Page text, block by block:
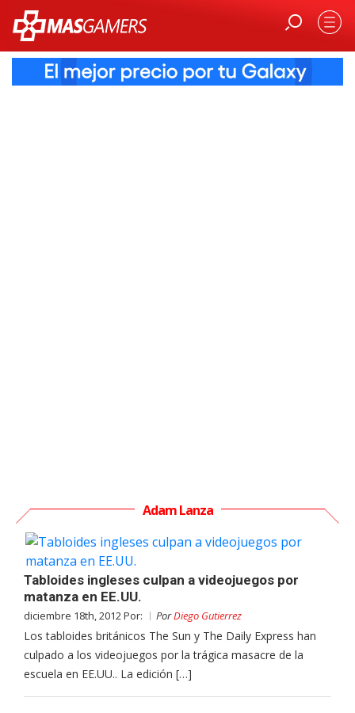
Adam Lanza
Tabloides ingleses culpan a videojuegos por
matanza en EE.UU.
diciembre 18th, 2012 Por: PorDiego Gutierrez
Los tabloides británicos The Sun y The Daily Express han
culpado a los videojuegos por la trágica masacre de la
escuela en EE.UU.. La edición […]